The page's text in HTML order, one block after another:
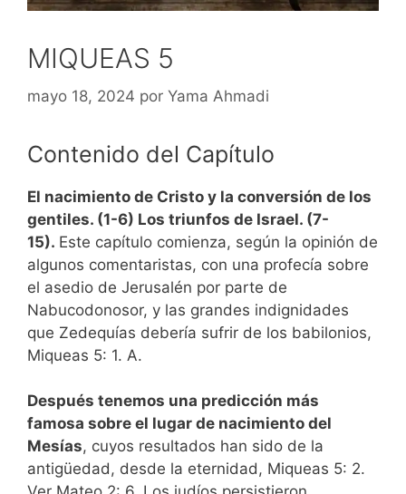
MIQUEAS 5
mayo 18, 2024 por Yama Ahmadi
Contenido del Capítulo
El nacimiento de Cristo y la conversión de los
gentiles. (1-6) Los triunfos de Israel. (7-
15). Este capítulo comienza, según la opinión de
algunos comentaristas, con una profecía sobre
el asedio de Jerusalén por parte de
Nabucodonosor, y las grandes indignidades
que Zedequías debería sufrir de los babilonios,
Miqueas 5: 1. A.
Después tenemos una predicción más
famosa sobre el lugar de nacimiento del
Mesías, cuyos resultados han sido de la
antigüedad, desde la eternidad, Miqueas 5: 2.